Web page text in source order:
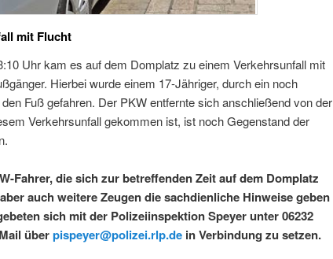
mit Flucht
Uhr kam es auf dem Domplatz zu einem Verkehrsunfall mit
Hierbei wurde einem 17-Jähriger, durch ein noch
Fuß gefahren. Der PKW entfernte sich anschließend von der
Verkehrsunfall gekommen ist, ist noch Gegenstand der
Fahrer, die sich zur betreffenden Zeit auf dem Domplatz
auch weitere Zeugen die sachdienliche Hinweise geben
sich mit der Polizeiinspektion Speyer unter 06232
überpispeyer@polizei.rlp.dein Verbindung zu setzen.